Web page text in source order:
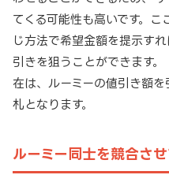
てくる可能性も高いです。こ
じ方法で希望金額を提示す
引きを狙うことができます
在は、ルーミーの値引き額
札となります。
ルーミー同士を競合さ